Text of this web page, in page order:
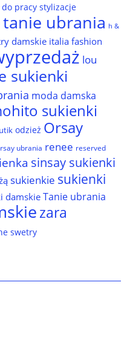
do pracy stylizacje
ubrania h &
damskie italia fashion
lou
sukienki
moda damska
sukienki
odzież Orsay
ubrania renee reserved
sinsay sukienki
sukienkie sukienki
damskieTanie ubrania
zara
swetry